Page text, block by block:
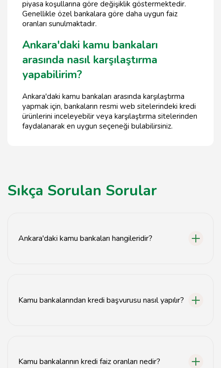
piyasa koşullarına göre değişiklik göstermektedir.
Genellikle özel bankalara göre daha uygun faiz
oranları sunulmaktadır.
Ankara'daki kamu bankaları
arasında nasıl karşılaştırma
yapabilirim?
Ankara'daki kamu bankaları arasında karşılaştırma
yapmak için, bankaların resmi web sitelerindeki kredi
ürünlerini inceleyebilir veya karşılaştırma sitelerinden
faydalanarak en uygun seçeneği bulabilirsiniz.
Sıkça Sorulan Sorular
Ankara'daki kamu bankaları hangileridir?
Kamu bankalarından kredi başvurusu nasıl yapılır?
Kamu bankalarının kredi faiz oranları nedir?